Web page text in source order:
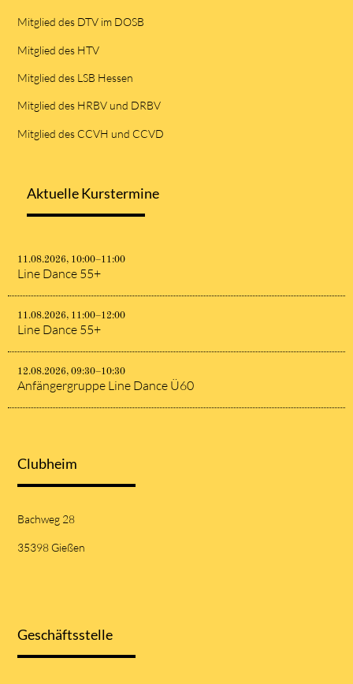
Mitglied des DTV im DOSB
Mitglied des HTV
Mitglied des LSB Hessen
Mitglied des HRBV und DRBV
Mitglied des CCVH und CCVD
Aktuelle Kurstermine
11.08.2026, 10:00–11:00
Line Dance 55+
11.08.2026, 11:00–12:00
Line Dance 55+
12.08.2026, 09:30–10:30
Anfängergruppe Line Dance Ü60
Clubheim
Bachweg 28
35398 Gießen
Geschäftsstelle